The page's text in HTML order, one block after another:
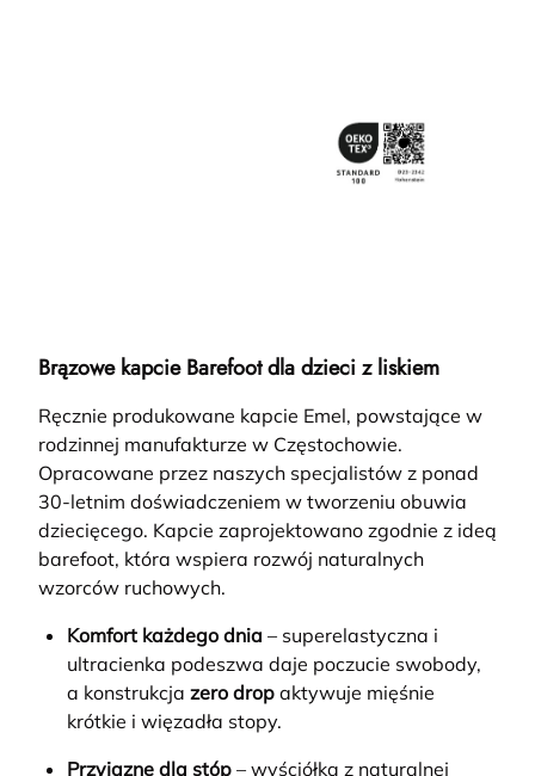
Brązowe kapcie Barefoot dla dzieci z liskiem
Ręcznie produkowane kapcie Emel, powstające w
rodzinnej manufakturze w Częstochowie.
Opracowane przez naszych specjalistów z ponad
30-letnim doświadczeniem w tworzeniu obuwia
dziecięcego. Kapcie zaprojektowano zgodnie z ideą
barefoot, która wspiera rozwój naturalnych
wzorców ruchowych.
Komfort każdego dnia – superelastyczna i
ultracienka podeszwa daje poczucie swobody,
a konstrukcja zero drop aktywuje mięśnie
krótkie i więzadła stopy.
Przyjazne dla stóp – wyściółka z naturalnej